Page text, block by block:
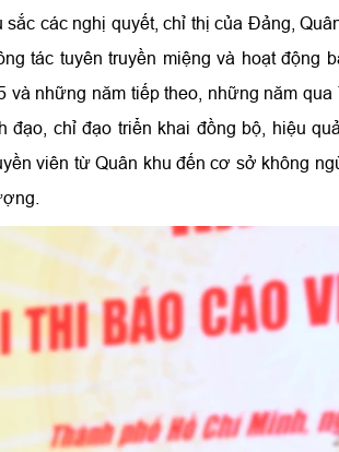
sắc các nghị quyết, chỉ thị của Đảng,
tác tuyên truyền miệng và hoạt động
và những năm tiếp theo, những năm
đạo, chỉ đạo triển khai đồng bộ, hiệu
viên từ Quân khu đến cơ sở không